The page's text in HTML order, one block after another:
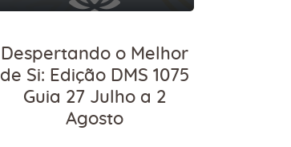
Despertando o Melhor
de Si: Edição DMS 1075
Guia 27 Julho a 2
Agosto